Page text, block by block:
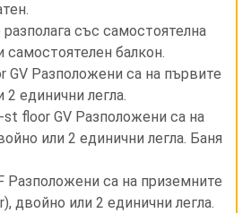
със самостоятелна
балкон.
GV Разположени са на първите
единични легла.
st floor GV Разположени са на
или 2 единични легла. Баня
Разположени са на приземните
двойно или 2 единични легла.